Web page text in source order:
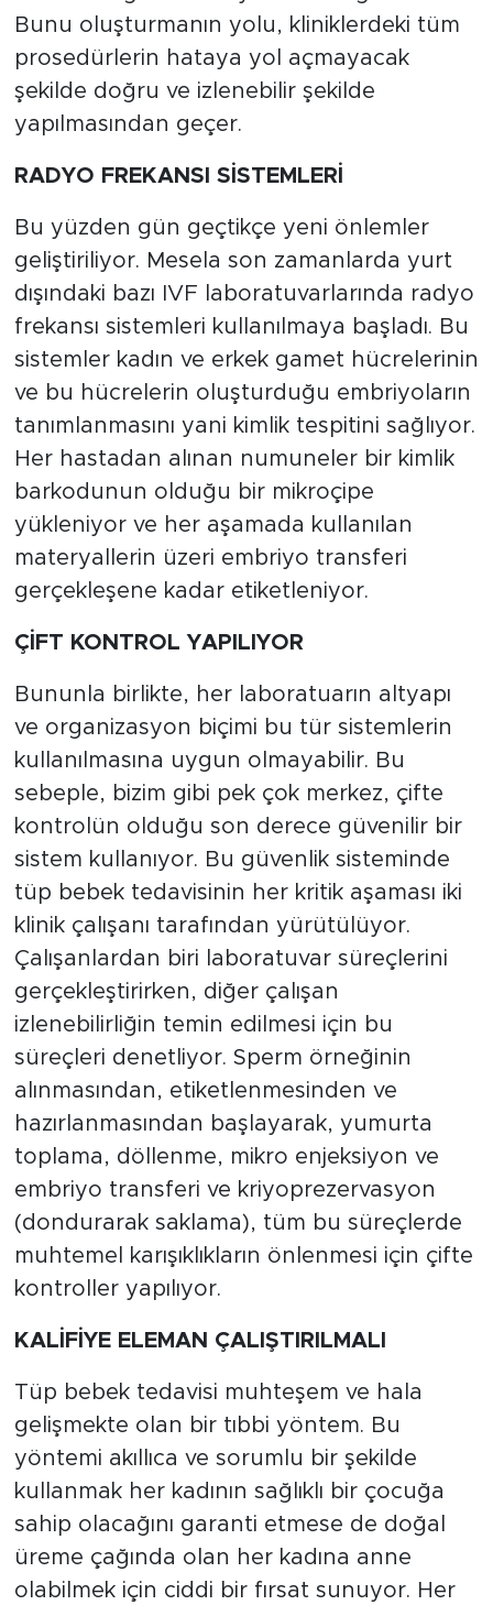
Bunu oluşturmanın yolu, kliniklerdeki tüm
prosedürlerin hataya yol açmayacak
şekilde doğru ve izlenebilir şekilde
yapılmasından geçer.
RADYO FREKANSI SİSTEMLERİ
Bu yüzden gün geçtikçe yeni önlemler
geliştiriliyor. Mesela son zamanlarda yurt
dışındaki bazı IVF laboratuvarlarında radyo
frekansı sistemleri kullanılmaya başladı. Bu
sistemler kadın ve erkek gamet hücrelerinin
ve bu hücrelerin oluşturduğu embriyoların
tanımlanmasını yani kimlik tespitini sağlıyor.
Her hastadan alınan numuneler bir kimlik
barkodunun olduğu bir mikroçipe
yükleniyor ve her aşamada kullanılan
materyallerin üzeri embriyo transferi
gerçekleşene kadar etiketleniyor.
ÇİFT KONTROL YAPILIYOR
Bununla birlikte, her laboratuarın altyapı
ve organizasyon biçimi bu tür sistemlerin
kullanılmasına uygun olmayabilir. Bu
sebeple, bizim gibi pek çok merkez, çifte
kontrolün olduğu son derece güvenilir bir
sistem kullanıyor. Bu güvenlik sisteminde
tüp bebek tedavisinin her kritik aşaması iki
klinik çalışanı tarafından yürütülüyor.
Çalışanlardan biri laboratuvar süreçlerini
gerçekleştirirken, diğer çalışan
izlenebilirliğin temin edilmesi için bu
süreçleri denetliyor. Sperm örneğinin
alınmasından, etiketlenmesinden ve
hazırlanmasından başlayarak, yumurta
toplama, döllenme, mikro enjeksiyon ve
embriyo transferi ve kriyoprezervasyon
(dondurarak saklama), tüm bu süreçlerde
muhtemel karışıklıkların önlenmesi için çifte
kontroller yapılıyor.
KALİFİYE ELEMAN ÇALIŞTIRILMALI
Tüp bebek tedavisi muhteşem ve hala
gelişmekte olan bir tıbbi yöntem. Bu
yöntemi akıllıca ve sorumlu bir şekilde
kullanmak her kadının sağlıklı bir çocuğa
sahip olacağını garanti etmese de doğal
üreme çağında olan her kadına anne
olabilmek için ciddi bir fırsat sunuyor. Her